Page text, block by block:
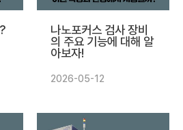
나노포커스 검사 장비
의 주요 기능에 대해 알
아보자!
2026-05-12